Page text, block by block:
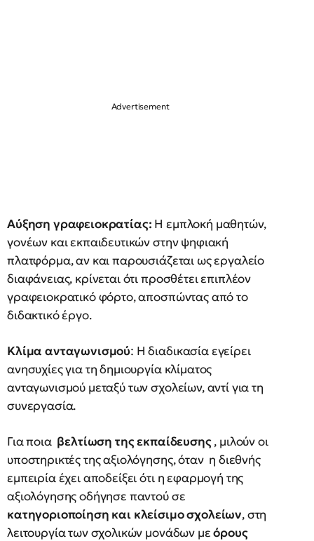
Αύξηση γραφειοκρατίας: Η εμπλοκή μαθητών,
γονέων και εκπαιδευτικών στην ψηφιακή
πλατφόρμα, αν και παρουσιάζεται ως εργαλείο
διαφάνειας, κρίνεται ότι προσθέτει επιπλέον
γραφειοκρατικό φόρτο, αποσπώντας από το
διδακτικό έργο.
Κλίμα ανταγωνισμού: Η διαδικασία εγείρει
ανησυχίες για τη δημιουργία κλίματος
ανταγωνισμού μεταξύ των σχολείων, αντί για τη
συνεργασία.
Για ποια βελτίωση της εκπαίδευσης, μιλούν οι
υποστηρικτές της αξιολόγησης, όταν η διεθνής
εμπειρία έχει αποδείξει ότι η εφαρμογή της
αξιολόγησης οδήγησε παντού σε
κατηγοριοποίηση και κλείσιμο σχολείων, στη
λειτουργία των σχολικών μονάδων μεόρους